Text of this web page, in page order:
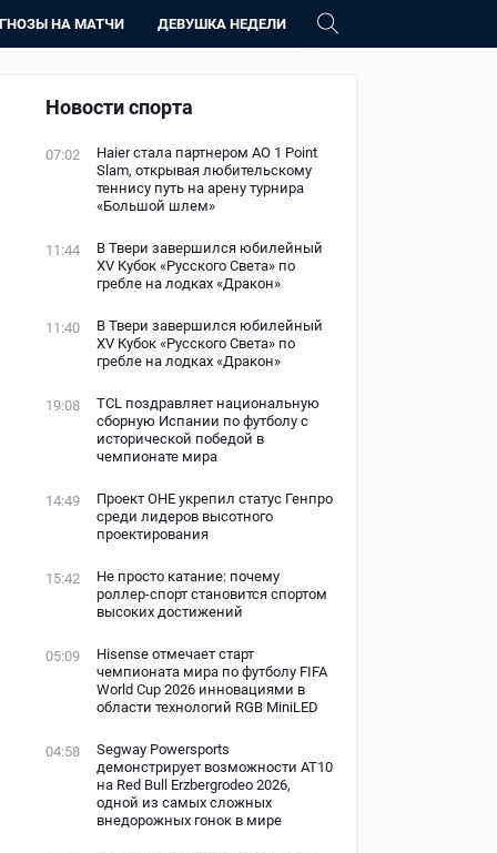
НА МАТЧИ ДЕВУШКА НЕДЕЛИ
Новости спорта
07:02
Haier стала партнером AO 1 Point
Slam, открывая любительскому
теннису путь на арену турнира
«Большой шлем»
11:44
В Твери завершился юбилейный
XV Кубок «Русского Света» по
гребле на лодках «Дракон»
11:40
В Твери завершился юбилейный
XV Кубок «Русского Света» по
гребле на лодках «Дракон»
19:08
TCL поздравляет национальную
сборную Испании по футболу с
исторической победой в
чемпионате мира
14:49
Проект ОНЕ укрепил статус Генпро
среди лидеров высотного
проектирования
15:42
Не просто катание: почему
роллер-спорт становится спортом
высоких достижений
05:09
Hisense отмечает старт
чемпионата мира по футболу FIFA
World Cup 2026 инновациями в
области технологий RGB MiniLED
04:58
Segway Powersports
демонстрирует возможности AT10
на Red Bull Erzbergrodeo 2026,
одной из самых сложных
внедорожных гонок в мире